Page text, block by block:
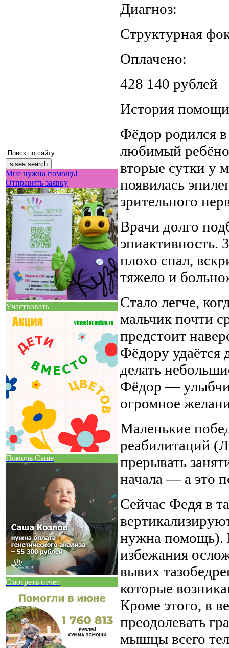
Мне нужна помощь!
Отправить заявку
Участвовать
Помочь Саше
Смотреть отчет
Диагноз:
Структурная
Оплачено:
428 140 рублей
История помощи
Фёдор родился
любимый
вторые сутки у
появилась
зрительного
Врачи долго
эпиактивность.
плохо спал,
тяжело и
Стало легче,
мальчик почти
предстоит
Фёдору удаётся
делать
Фёдор —
огромное
Маленькие
реабилитаций
прерывать
начала — а это
Сейчас Федя в
нужна помощь).
избежания
вывих
которые
Кроме этого, в
преодолевать
мышцы всего